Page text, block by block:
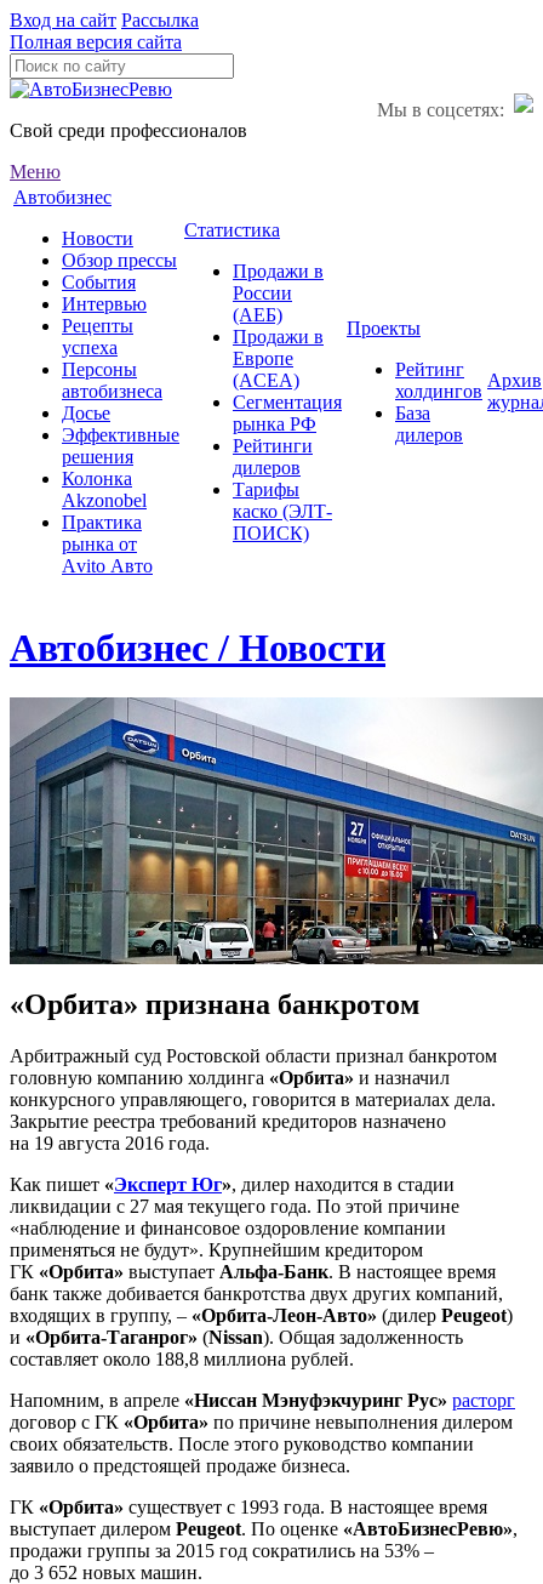
Вход на сайт Рассылка
Полная версия сайта
Мы в соцсетях:
Свой среди профессионалов
Меню
Автобизнес
Новости
Обзор прессы
События
Интервью
Рецепты
успеха
Персоны
автобизнеса
Досье
Эффективные
решения
Колонка
Akzonobel
Практика
рынка от
Аvito Авто
Статистика
Продажи в
России
(АЕБ)
Продажи в
Европе
(ACEA)
Сегментация
рынка РФ
Рейтинги
дилеров
Тарифы
каско (ЭЛТ-
ПОИСК)
Проекты
Рейтинг
холдингов
База
дилеров
Архив
Автобизнес / Новости
«Орбита» признана банкротом
Арбитражный суд Ростовской области признал банкротом
головную компанию холдинга «Орбита» и назначил
конкурсного управляющего, говорится в материалах дела.
Закрытие реестра требований кредиторов назначено
на 19 августа 2016 года.
Как пишет «Эксперт Юг», дилер находится в стадии
ликвидации с 27 мая текущего года. По этой причине
«наблюдение и финансовое оздоровление компании
применяться не будут». Крупнейшим кредитором
ГК «Орбита» выступает Альфа-Банк. В настоящее время
банк также добивается банкротства двух других компаний,
входящих в группу, – «Орбита-Леон-Авто» (дилер Peugeot)
и «Орбита-Таганрог» (Nissan). Общая задолженность
составляет около 188,8 миллиона рублей.
Напомним, в апреле «Ниссан Мэнуфэкчуринг Рус» расторг
договор с ГК «Орбита» по причине невыполнения дилером
своих обязательств. После этого руководство компании
заявило о предстоящей продаже бизнеса.
ГК «Орбита» существует с 1993 года. В настоящее время
выступает дилером Peugeot. По оценке «АвтоБизнесРевю»,
продажи группы за 2015 год сократились на 53% –
до 3 652 новых машин.